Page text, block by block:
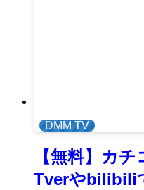
DMM TV
【無料】カチ
Tverやbilibili